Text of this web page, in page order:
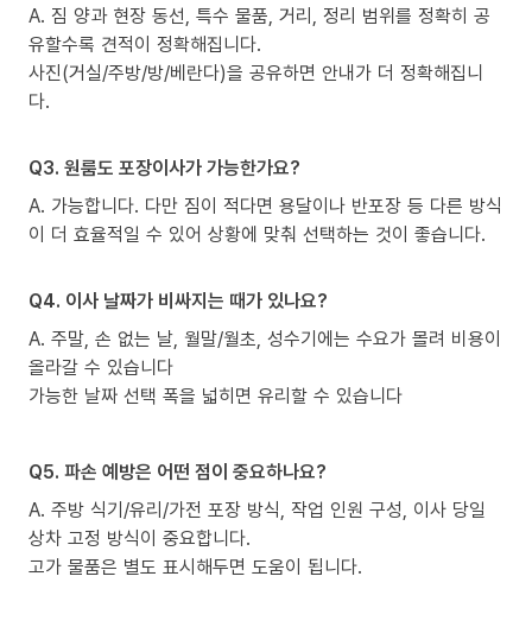
A. 짐 양과 현장 동선, 특수 물품, 거리, 정리 범위를 정확히 공
유할수록 견적이 정확해집니다.
사진(거실/주방/방/베란다)을 공유하면 안내가 더 정확해집니
다.
Q3. 원룸도 포장이사가 가능한가요?
A. 가능합니다. 다만 짐이 적다면 용달이나 반포장 등 다른 방식
이 더 효율적일 수 있어 상황에 맞춰 선택하는 것이 좋습니다.
Q4. 이사 날짜가 비싸지는 때가 있나요?
A. 주말, 손 없는 날, 월말/월초, 성수기에는 수요가 몰려 비용이
올라갈 수 있습니다
가능한 날짜 선택 폭을 넓히면 유리할 수 있습니다
Q5. 파손 예방은 어떤 점이 중요하나요?
A. 주방 식기/유리/가전 포장 방식, 작업 인원 구성, 이사 당일
상차 고정 방식이 중요합니다.
고가 물품은 별도 표시해두면 도움이 됩니다.